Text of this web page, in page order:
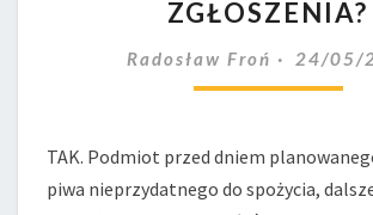
W
WYMAGA
ZGŁOSZENIA?
Radosław Froń 24/05/
TAK. Podmiot przed dniem
piwa nieprzydatnego do spożycia,